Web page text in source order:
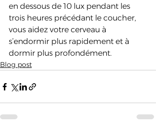
en dessous de 10 lux pendant les
trois heures précédant le coucher,
vous aidez votre cerveau à
s’endormir plus rapidement et à
dormir plus profondément.
Blog post